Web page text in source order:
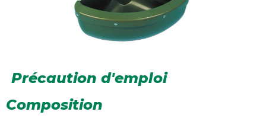
Précaution d'emploi
Composition